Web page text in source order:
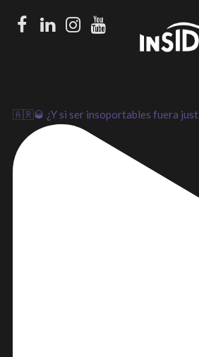
Facebook
LinkedIn
Instagram
Youtube
🇦🇷🥃 ¿Y si ser insoportables fuera